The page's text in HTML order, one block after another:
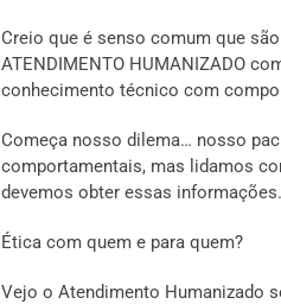
Creio que é senso comum que
ATENDIMENTO HUMANIZADO
conhecimento técnico com
Começa nosso dilema… nosso
comportamentais, mas lidamos
devemos obter essas informações.
Ética com quem e para quem?
Vejo o Atendimento Humanizado